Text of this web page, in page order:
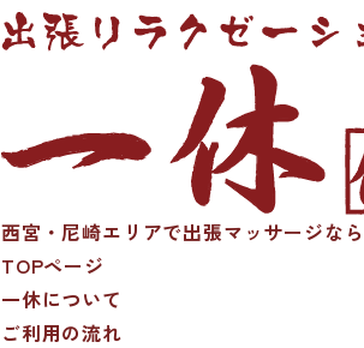
西宮・尼崎エリアで出張マッサージな
TOPページ
一休について
ご利用の流れ